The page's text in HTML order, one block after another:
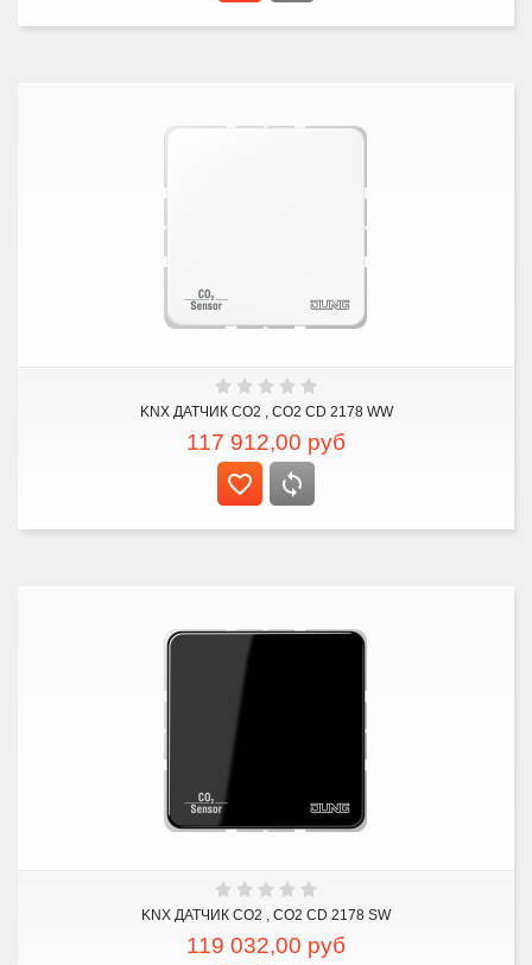
KNX ДАТЧИК CO2 , CO2 CD 2178 WW
117 912,00 руб
KNX ДАТЧИК CO2 , CO2 CD 2178 SW
119 032,00 руб